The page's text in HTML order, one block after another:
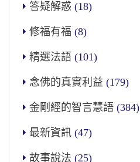
答疑解惑 (18)
修福有福 (8)
精選法語 (101)
念佛的真實利益 (179)
金剛經的智言慧語 (384)
最新資訊 (47)
故事說法 (25)